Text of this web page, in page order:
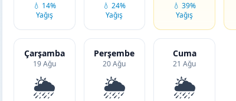
💧 14%
Yağış
💧 24%
Yağış
💧 39%
Yağış
Çarşamba
19 Ağu
🌦️
Perşembe
20 Ağu
🌦️
Cuma
21 Ağu
🌦️